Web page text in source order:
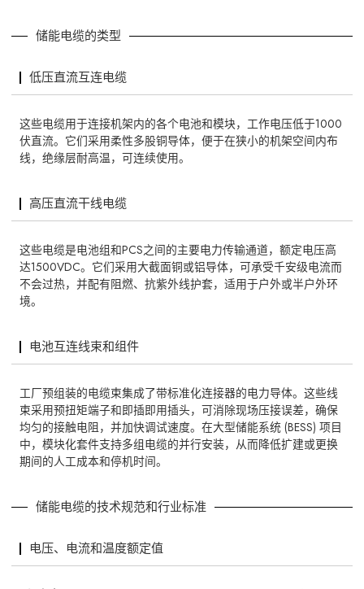
储能电缆的类型
低压直流互连电缆
这些电缆用于连接机架内的各个电池和模块，工作电压低于1000
伏直流。它们采用柔性多股铜导体，便于在狭小的机架空间内布
线，绝缘层耐高温，可连续使用。
高压直流干线电缆
这些电缆是电池组和PCS之间的主要电力传输通道，额定电压高
达1500VDC。它们采用大截面铜或铝导体，可承受千安级电流而
不会过热，并配有阻燃、抗紫外线护套，适用于户外或半户外环
境。
电池互连线束和组件
工厂预组装的电缆束集成了带标准化连接器的电力导体。这些线
束采用预扭矩端子和即插即用插头，可消除现场压接误差，确保
均匀的接触电阻，并加快调试速度。在大型储能系统 (BESS) 项目
中，模块化套件支持多组电缆的并行安装，从而降低扩建或更换
期间的人工成本和停机时间。
储能电缆的技术规范和行业标准
电压、电流和温度额定值